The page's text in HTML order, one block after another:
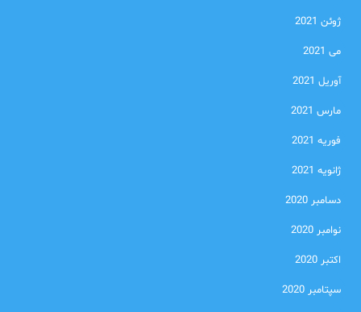
ژوئن 2021
می 2021
آوریل 2021
مارس 2021
فوریه 2021
ژانویه 2021
دسامبر 2020
نوامبر 2020
اکتبر 2020
سپتامبر 2020